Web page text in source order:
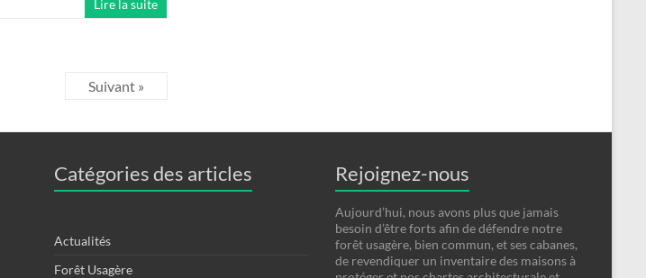
Lire la suite
Suivant »
Catégories des articles
Actualités
Forêt Usagère
Rejoignez-nous
Aujourd’hui, nous avons plus que jamais
besoin d’être forts afin de défendre notre
forêt usagère, bien commun, et ses cabanes,
de revendiquer un inventaire des maisons à